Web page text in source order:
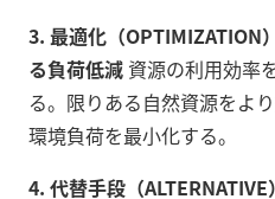
3. 最適化（OPTIMIZATION
る負荷低減 資源の利用効率
る。限りある自然資源をよ
環境負荷を最小化する。
4. 代替手段（